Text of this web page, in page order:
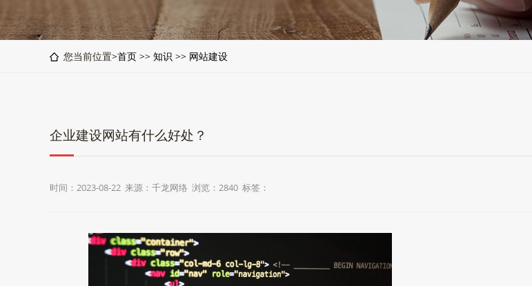
您当前位置>首页 >> 知识 >> 网站建设
企业建设网站有什么好处？
时间：2023-08-22 来源：千龙网络 浏览：2840 标签：